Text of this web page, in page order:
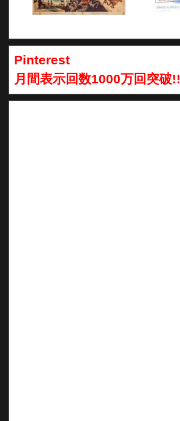
Pinterest
月間表示回数1000万回突破!!